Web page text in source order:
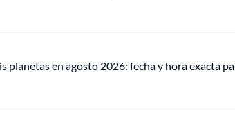
planetas en agosto 2026: fecha y hora exacta